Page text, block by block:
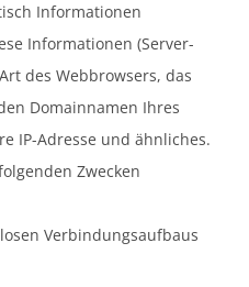
Informationen
Informationen (Server-
des Webbrowsers, das
Domainnamen Ihres
IP-Adresse und ähnliches.
Zwecken
Verbindungsaufbaus